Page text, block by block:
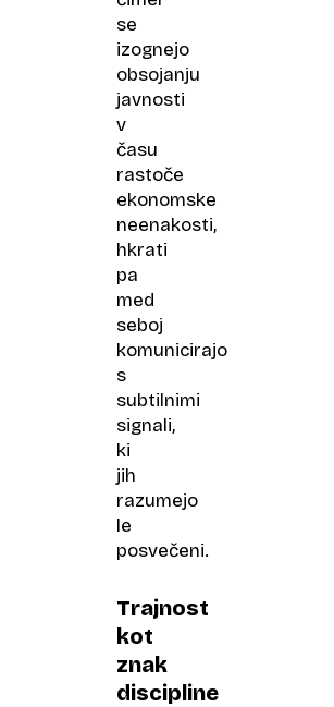
se
izognejo
obsojanju
javnosti
v
času
rastoče
ekonomske
neenakosti,
hkrati
pa
med
seboj
komunicirajo
s
subtilnimi
signali,
ki
jih
razumejo
le
posvečeni.
Trajnost
kot
znak
discipline